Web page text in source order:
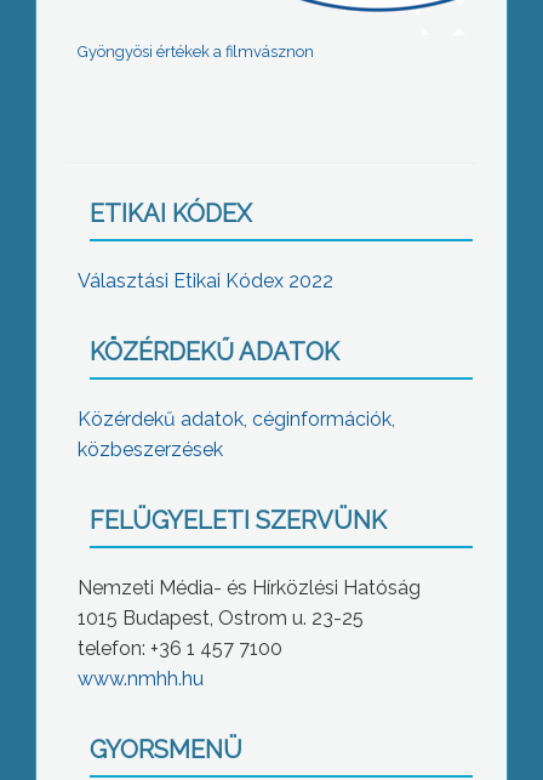
Gyöngyösi értékek a filmvásznon
ETIKAI KÓDEX
Választási Etikai Kódex 2022
KÖZÉRDEKŰ ADATOK
Közérdekű adatok, céginformációk,
közbeszerzések
FELÜGYELETI SZERVÜNK
Nemzeti Média- és Hírközlési Hatóság
1015 Budapest, Ostrom u. 23-25
telefon: +36 1 457 7100
www.nmhh.hu
GYORSMENÜ